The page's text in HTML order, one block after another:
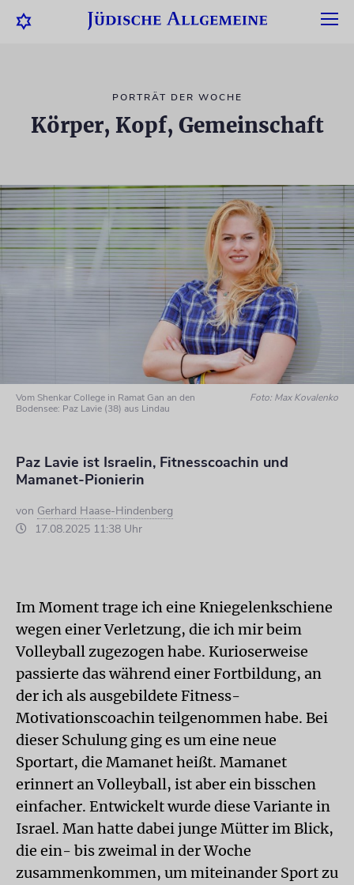
PORTRÄT DER WOCHE
Körper, Kopf, Gemeinschaft
Vom Shenkar College in Ramat Gan an den
Bodensee: Paz Lavie (38) aus Lindau
Foto: Max Kovalenko
Paz Lavie ist Israelin, Fitnesscoachin und
Mamanet-Pionierin
von Gerhard Haase-Hindenberg
17.08.2025 11:38 Uhr
Im Moment trage ich eine Kniegelenkschiene
wegen einer Verletzung, die ich mir beim
Volleyball zugezogen habe. Kurioserweise
passierte das während einer Fortbildung, an
der ich als ausgebildete Fitness-
Motivationscoachin teilgenommen habe. Bei
dieser Schulung ging es um eine neue
Sportart, die Mamanet heißt. Mamanet
erinnert an Volleyball, ist aber ein bisschen
einfacher. Entwickelt wurde diese Variante in
Israel. Man hatte dabei junge Mütter im Blick,
die ein- bis zweimal in der Woche
zusammenkommen, um miteinander Sport zu